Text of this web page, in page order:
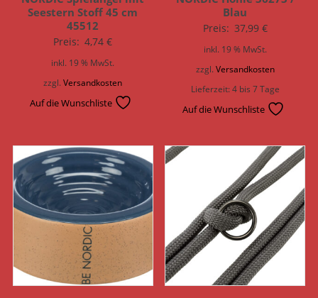
Seestern Stoff 45 cm
45512
Preis: 4,74€
inkl. 19 % MwSt.
zzgl.Versandkosten
Auf die Wunschliste
Blau
Preis: 37,99 €
inkl. 19 % MwSt.
zzgl. Versandkosten
Lieferzeit:4 bis 7 Tage
Auf die Wunschliste